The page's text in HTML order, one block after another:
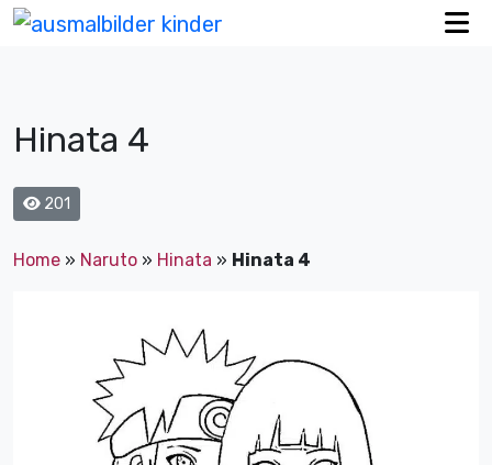
Hinata 4
201
Home » Naruto » Hinata » Hinata 4